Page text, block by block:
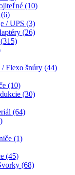
(10)
(6)
/ UPS (3)
(26)
(315)
Flexo šnúry (44)
(10)
(30)
(64)
(1)
(45)
(68)